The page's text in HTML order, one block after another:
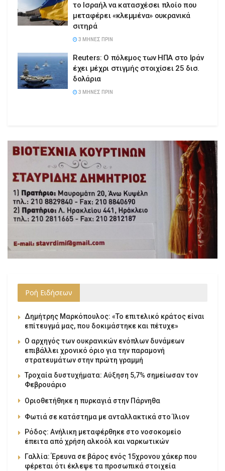
το Ισραήλ να κατασχέσει πλοίο που
μεταφέρει «κλεμμένα» ουκρανικά
σιτηρά
3 ΜΉΝΕΣ ΠΡΙΝ
Reuters: Ο πόλεμος των ΗΠΑ στο Ιράν
έχει μέχρι στιγμής στοιχίσει 25 δισ.
δολάρια
3 ΜΉΝΕΣ ΠΡΙΝ
Ροή Ειδήσεων
Δημήτρης Μαρκόπουλος: «Το επιτελικό κράτος είναι
επίτευγμά μας, που δοκιμάστηκε και πέτυχε»
Ο αρχηγός των ουκρανικών ενόπλων δυνάμεων
επιβάλλει χρονικό όριο για την παραμονή
στρατευμάτων στην πρώτη γραμμή
Τροχαία δυστυχήματα: Αύξηση 5,7% σημείωσαν τον
Φεβρουάριο
Οριοθετήθηκε η πυρκαγιά στην Πάρνηθα
Φωτιά σε κατάστημα με ανταλλακτικά στο Ίλιον
Ρόδος: Ανήλικη μεταφέρθηκε στο νοσοκομείο
έπειτα από χρήση αλκοόλ και ναρκωτικών
Γαλλία: Έρευνα σε βάρος ενός 15χρονου χάκερ που
φέρεται ότι έκλεψε τα προσωπικά στοιχεία